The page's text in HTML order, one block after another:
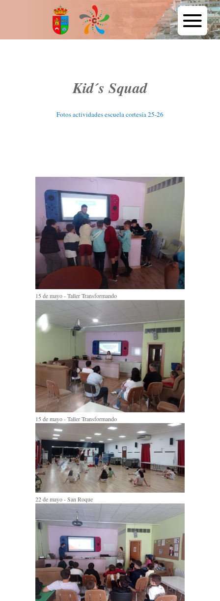
Kid´s Squad
Fotos actividades escuela cortesía 25-26
15 de mayo - Taller Transformando
15 de mayo - Taller Transformando
22 de mayo - San Roque